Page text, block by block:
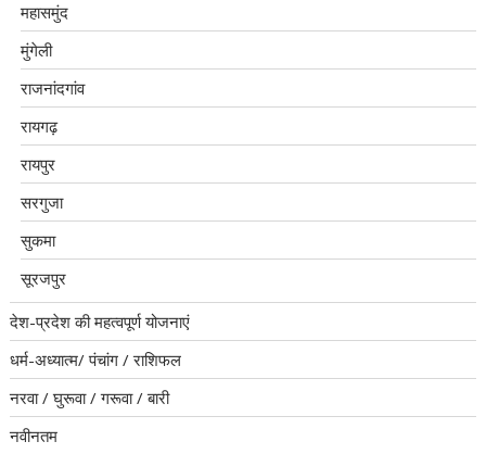
महासमुंद
मुंगेली
राजनांदगांव
रायगढ़
रायपुर
सरगुजा
सुकमा
सूरजपुर
देश-प्रदेश की महत्वपूर्ण योजनाएं
धर्म-अध्यात्म/ पंचांग / राशिफल
नरवा / घुरूवा / गरूवा / बारी
नवीनतम